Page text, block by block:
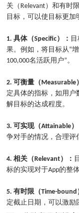
关（Relevant）和有时
目标，可以使目标更加
1. 具体（Specific）：
果。例如，将目标从“
100,000名活跃用户”。
2. 可衡量（Measurable
定具体的指标，如用户
解目标的达成程度。
3. 可实现（Attainable）
争对手的情况，合理评
4. 相关（Relevant）：
标的实现对于App的整
5. 有时限（Time-bound
定截止日期，可以激励